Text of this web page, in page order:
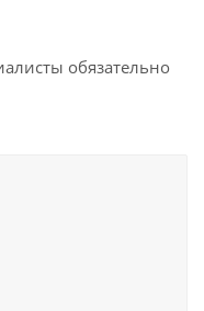
обязательно